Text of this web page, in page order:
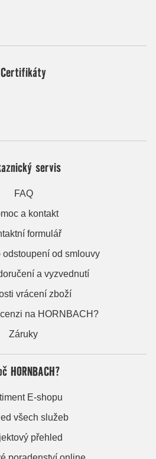
Certifikáty
servis
FAQ
a kontakt
formulář
odstoupení od smlouvy
a vyzvednutí
vrácení zboží
na HORNBACH?
Záruky
HORNBACH?
E-shopu
všech služeb
přehled